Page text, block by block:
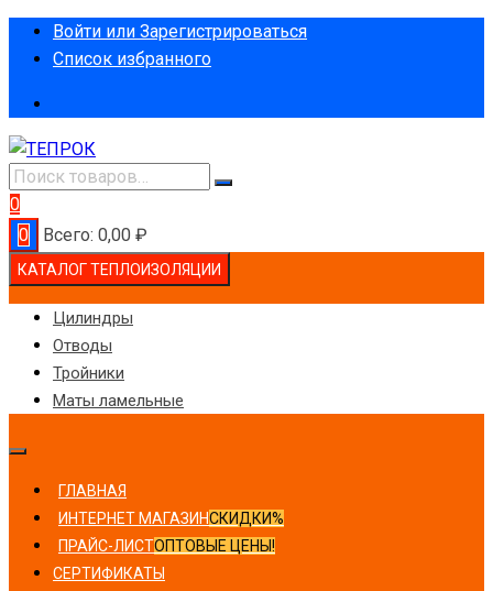
ПерейтиВойти или Зарегистрироваться
Список избранного
0
0
Всего: 0,00 ₽
КАТАЛОГ ТЕПЛОИЗОЛЯЦИИ
Цилиндры
Отводы
Тройники
Маты ламельные
ГЛАВНАЯ
ИНТЕРНЕТ МАГАЗИНСКИДКИ%
ПРАЙС-ЛИСТОПТОВЫЕ ЦЕНЫ!
СЕРТИФИКАТЫ